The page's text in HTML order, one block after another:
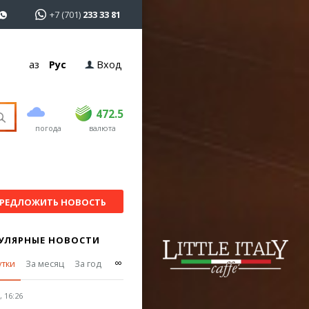
+7 (701) 233 33 81
Қаз Рус Вход
погода
472.5
USD 469 472.5
EUR валюта
НОВОСТЬ
НОВОСТИ
За месяц За год ∞
16:26